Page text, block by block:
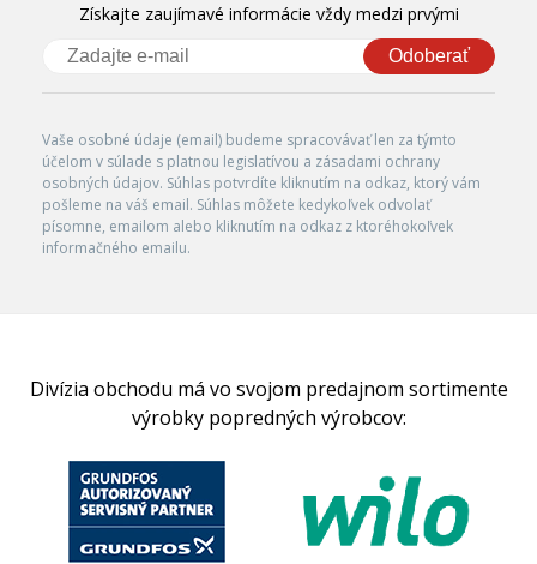
Získajte zaujímavé informácie vždy medzi prvými
Odoberať
Vaše osobné údaje (email) budeme spracovávať len za týmto
účelom v súlade s platnou legislatívou a zásadami ochrany
osobných údajov. Súhlas potvrdíte kliknutím na odkaz, ktorý vám
pošleme na váš email. Súhlas môžete kedykoľvek odvolať
písomne, emailom alebo kliknutím na odkaz z ktoréhokoľvek
informačného emailu.
Divízia obchodu má vo svojom predajnom sortimente
výrobky popredných výrobcov: